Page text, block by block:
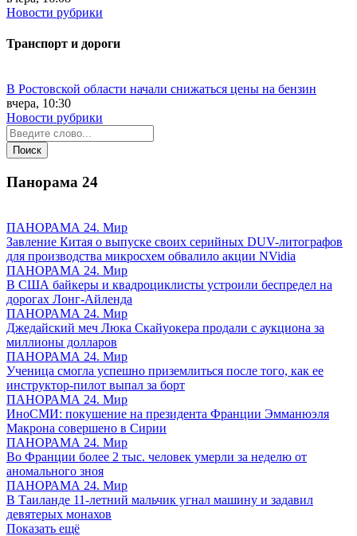
Новости рубрики
Транспорт и дороги
В Ростовской области начали снижаться цены на бензин
вчера, 10:30
Новости рубрики
Панорама 24
ПАНОРАМА 24. Мир
Завление Китая о выпуске своих серийных DUV-литографов
для производства микросхем обвалило акции NVidia
ПАНОРАМА 24. Мир
В США байкеры и квадроциклисты устроили беспредел на
дорогах Лонг-Айленда
ПАНОРАМА 24. Мир
Джедайский меч Люка Скайуокера продали с аукциона за
миллионы долларов
ПАНОРАМА 24. Мир
Ученица смогла успешно приземлиться после того, как ее
инструктор-пилот выпал за борт
ПАНОРАМА 24. Мир
ИноСМИ: покушение на президента Франции Эмманюэля
Макрона совершено в Сирии
ПАНОРАМА 24. Мир
Во Франции более 2 тыс. человек умерли за неделю от
аномального зноя
ПАНОРАМА 24. Мир
В Таиланде 11-летний мальчик угнал машину и задавил
девятерых монахов
Показать ещё